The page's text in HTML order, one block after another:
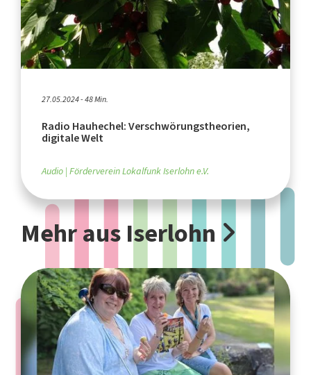
27.05.2024 - 48 Min.
Radio Hauhechel: Verschwörungstheorien,
digitale Welt
Audio Förderverein Lokalfunk Iserlohn e.V.
Mehr aus Iserlohn